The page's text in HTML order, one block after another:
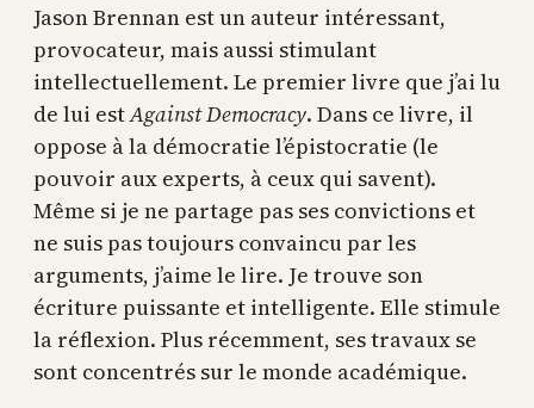
Jason Brennan est un auteur intéressant,
provocateur, mais aussi stimulant
intellectuellement. Le premier livre que j’ai lu
de lui estAgainst Democracy. Dans ce livre, il
oppose à la démocratie l’épistocratie (le
pouvoir aux experts, à ceux qui savent).
Même si je ne partage pas ses convictions et
ne suis pas toujours convaincu par les
arguments, j’aime le lire. Je trouve son
écriture puissante et intelligente. Elle stimule
la réflexion. Plus récemment, ses travaux se
sont concentrés sur le monde académique.